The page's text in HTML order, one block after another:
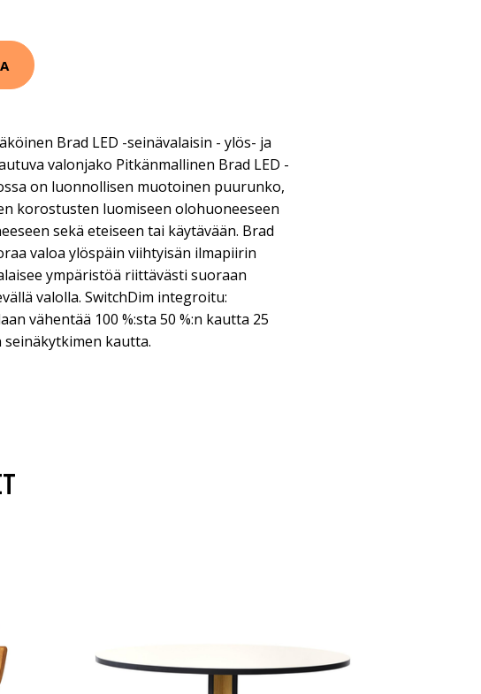
Brad LED -seinävalaisin - ylös- ja
valonjako Pitkänmallinen Brad LED -
on luonnollisen muotoinen puurunko,
korostusten luomiseen olohuoneeseen
sekä eteiseen tai käytävään. Brad
valoa ylöspäin viihtyisän ilmapiirin
ympäristöä riittävästi suoraan
valolla. SwitchDim integroitu:
vähentää 100 %:sta 50 %:n kautta 25
seinäkytkimen kautta.